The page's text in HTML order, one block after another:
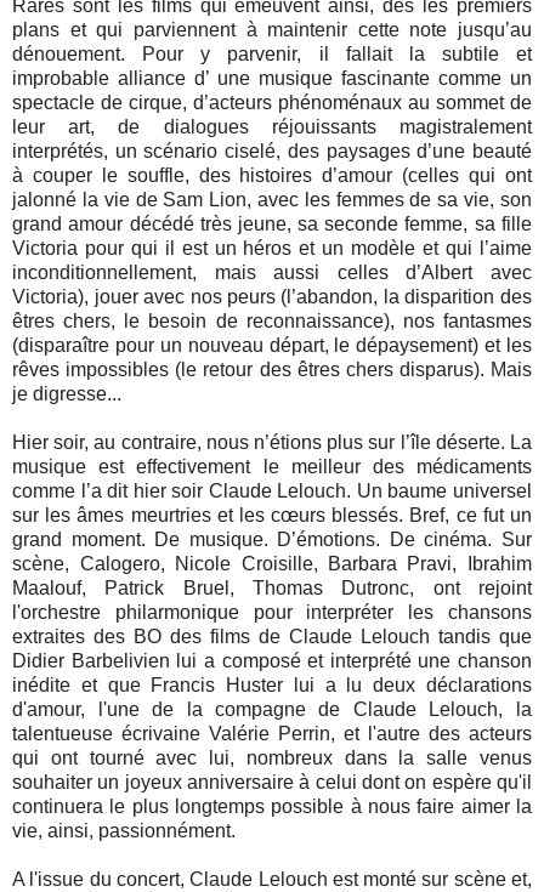
Rares sont les films qui émeuvent ainsi, dès les premiers
plans et qui parviennent à maintenir cette note jusqu’au
dénouement. Pour y parvenir, il fallait la subtile et
improbable alliance d’ une musique fascinante comme un
spectacle de cirque, d’acteurs phénoménaux au sommet de
leur art, de dialogues réjouissants magistralement
interprétés, un scénario ciselé, des paysages d’une beauté
à couper le souffle, des histoires d’amour (celles qui ont
jalonné la vie de Sam Lion, avec les femmes de sa vie, son
grand amour décédé très jeune, sa seconde femme, sa fille
Victoria pour qui il est un héros et un modèle et qui l’aime
inconditionnellement, mais aussi celles d’Albert avec
Victoria), jouer avec nos peurs (l’abandon, la disparition des
êtres chers, le besoin de reconnaissance), nos fantasmes
(disparaître pour un nouveau départ, le dépaysement) et les
rêves impossibles (le retour des êtres chers disparus). Mais
je digresse...
Hier soir, au contraire, nous n’étions plus sur l’île déserte. La
musique est effectivement le meilleur des médicaments
comme l’a dit hier soir Claude Lelouch. Un baume universel
sur les âmes meurtries et les cœurs blessés. Bref, ce fut un
grand moment. De musique. D’émotions. De cinéma. Sur
scène, Calogero, Nicole Croisille, Barbara Pravi, Ibrahim
Maalouf, Patrick Bruel, Thomas Dutronc, ont rejoint
l'orchestre philarmonique pour interpréter les chansons
extraites des BO des films de Claude Lelouch tandis que
Didier Barbelivien lui a composé et interprété une chanson
inédite et que Francis Huster lui a lu deux déclarations
d'amour, l'une de la compagne de Claude Lelouch, la
talentueuse écrivaine Valérie Perrin, et l'autre des acteurs
qui ont tourné avec lui, nombreux dans la salle venus
souhaiter un joyeux anniversaire à celui dont on espère qu'il
continuera le plus longtemps possible à nous faire aimer la
vie, ainsi, passionnément.
A l'issue du concert, Claude Lelouch est monté sur scène et,